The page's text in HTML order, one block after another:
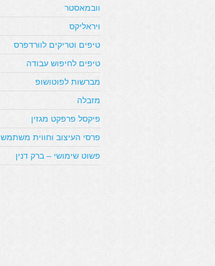
וובמאסטר
ויראליקס
טיפים וטריקים לוורדפרס
טיפים לחיפוש עבודה
מברשות לפוטושופ
מזבלה
פיקסל פרפקט מגזין
פרסי העיצוב וחווית משתמש
פשוט שימושי – ברק דנין